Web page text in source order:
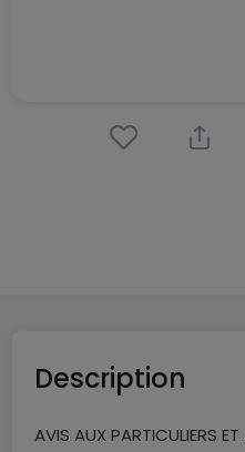
Description
AVIS AUX PARTICULIERS